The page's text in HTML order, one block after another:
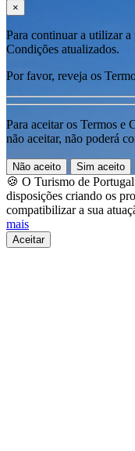
×
Para continuar a utilizar
Condições atualizados.
Por favor, reveja os
Para aceitar os Termos e
não aceitar, não poderá
Não aceito Sim aceito
🍪 O Turismo de
disposições criando os
compatibilizar a sua
mais
Aceitar